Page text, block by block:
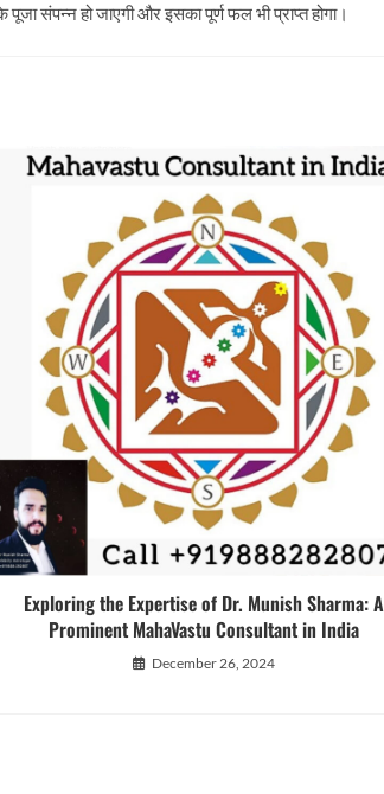
संपन्न हो जाएगी और इसका पूर्ण फल भी प्राप्त होगा।
Exploring the Expertise of Dr. Munish Sharma: A
Prominent MahaVastu Consultant in India
December 26, 2024